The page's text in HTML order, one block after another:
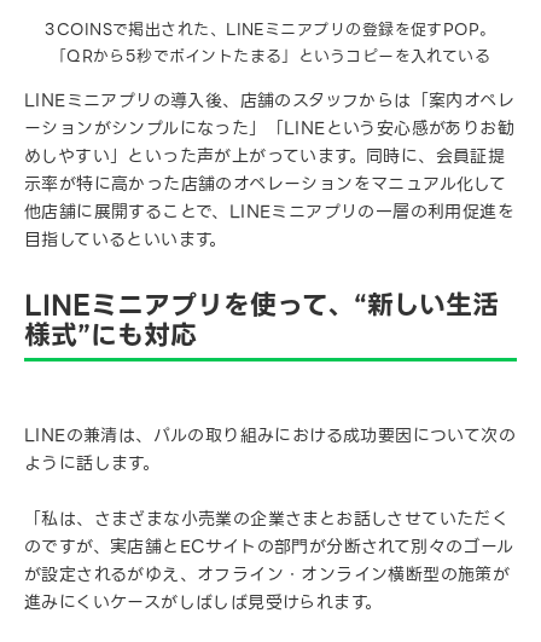
3COINSで掲出された、LINEミニアプリの登録を促すPOP。
「QRから5秒でポイントたまる」というコピーを入れている
LINEミニアプリの導入後、店舗のスタッフからは「案内オペレ
ーションがシンプルになった」「LINEという安心感がありお勧
めしやすい」といった声が上がっています。同時に、会員証提
示率が特に高かった店舗のオペレーションをマニュアル化して
他店舗に展開することで、LINEミニアプリの一層の利用促進を
目指しているといいます。
LINEミニアプリを使って、“新しい生活
様式”にも対応
LINEの兼清は、パルの取り組みにおける成功要因について次の
ように話します。
「私は、さまざまな小売業の企業さまとお話しさせていただく
のですが、実店舗とECサイトの部門が分断されて別々のゴール
が設定されるがゆえ、オフライン・オンライン横断型の施策が
進みにくいケースがしばしば見受けられます。